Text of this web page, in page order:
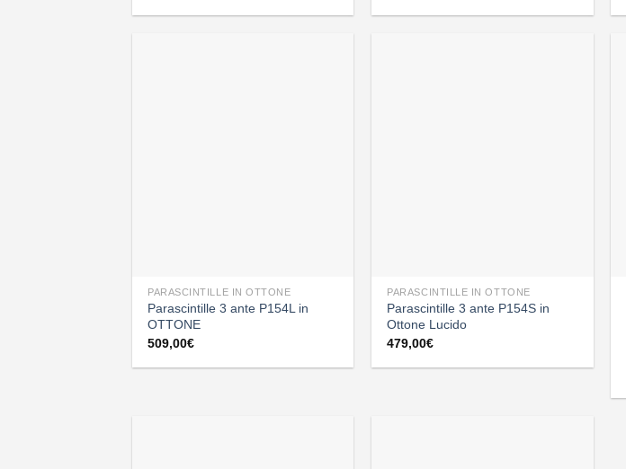
prezzo:
prezzo:
PARASCINTILLE IN OTTONE
Parascintille 3 ante P154L in
OTTONE
509,00€
PARASCINTILLE IN OTTONE
Parascintille 3 ante P154S in
Ottone Lucido
479,00€